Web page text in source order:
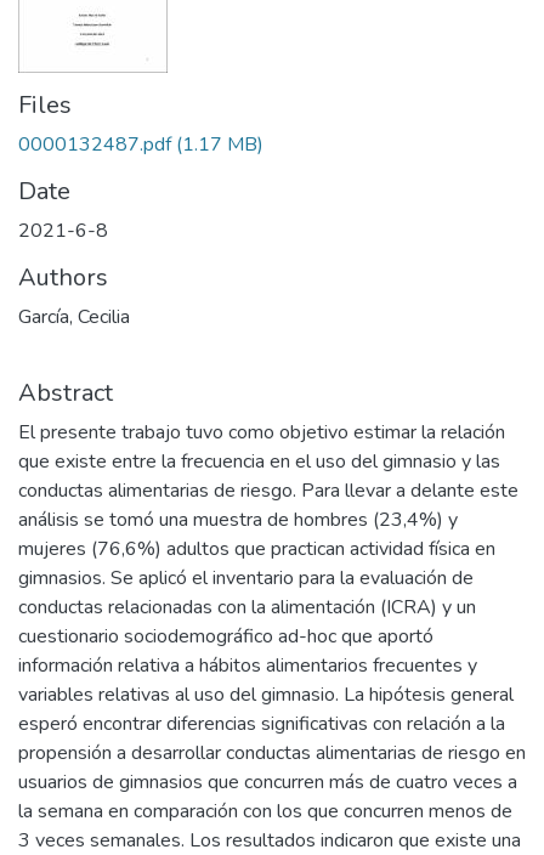
Files
0000132487.pdf (1.17 MB)
Date
2021-6-8
Authors
García, Cecilia
Abstract
El presente trabajo tuvo como objetivo estimar la relación
que existe entre la frecuencia en el uso del gimnasio y las
conductas alimentarias de riesgo. Para llevar a delante este
análisis se tomó una muestra de hombres (23,4%) y
mujeres (76,6%) adultos que practican actividad física en
gimnasios. Se aplicó el inventario para la evaluación de
conductas relacionadas con la alimentación (ICRA) y un
cuestionario sociodemográfico ad-hoc que aportó
información relativa a hábitos alimentarios frecuentes y
variables relativas al uso del gimnasio. La hipótesis general
esperó encontrar diferencias significativas con relación a la
propensión a desarrollar conductas alimentarias de riesgo en
usuarios de gimnasios que concurren más de cuatro veces a
la semana en comparación con los que concurren menos de
3 veces semanales. Los resultados indicaron que existe una